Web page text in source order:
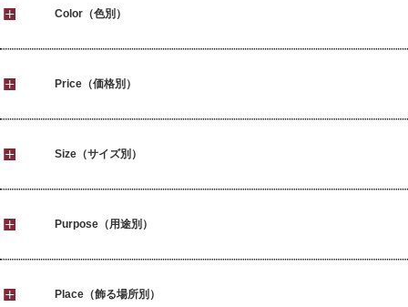
Color（色別）
Price（価格別）
Size（サイズ別）
Purpose（用途別）
Place（飾る場所別）